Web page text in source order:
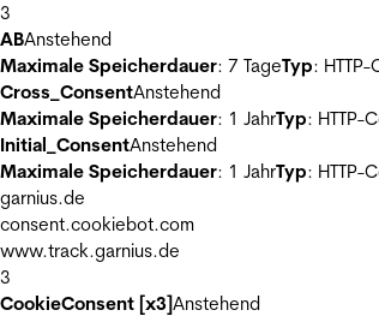
3
ABAnstehend
Maximale Speicherdauer: 7 TageTyp:
Cross_ConsentAnstehend
Maximale Speicherdauer: 1 JahrTyp: HTTP-
Initial_ConsentAnstehend
Maximale Speicherdauer: 1 JahrTyp: HTTP-
garnius.de
consent.cookiebot.com
www.track.garnius.de
3
CookieConsent [x3]Anstehend